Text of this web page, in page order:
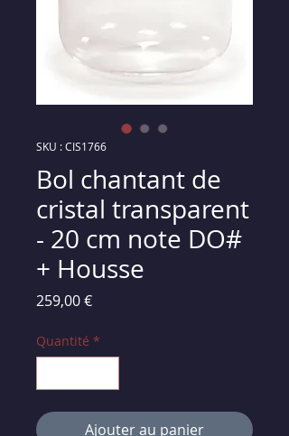
SKU : CIS1766
Bol chantant de
cristal transparent
- 20 cm note DO#
+ Housse
259,00 €Prix
Quantité *
Ajouter au panier